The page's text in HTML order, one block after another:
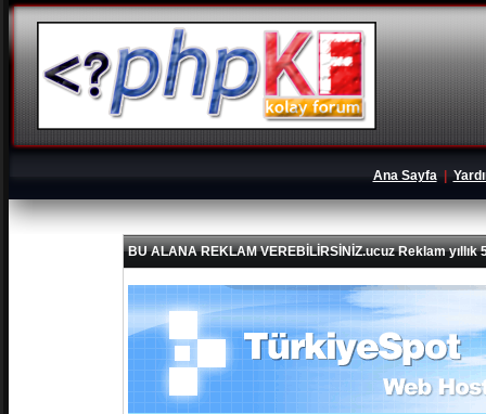
Ana Sayfa|
BU ALANA REKLAM VEREBİLİRSİNİZ.ucuz Reklam yıllık